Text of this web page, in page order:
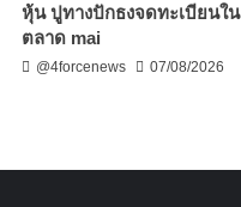
หุ้น ปูทางปักธงจดทะเบียนใน
ตลาด mai
@4forcenews 07/08/2026